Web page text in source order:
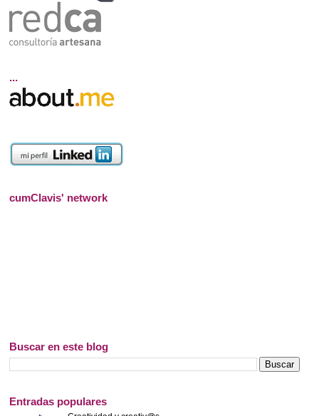
...
cumClavis' network
Buscar en este blog
Entradas populares